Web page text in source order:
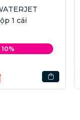
1 cái